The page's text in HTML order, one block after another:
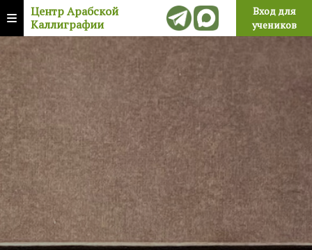
Центр Арабской
Каллиграфии
Вход для
учеников